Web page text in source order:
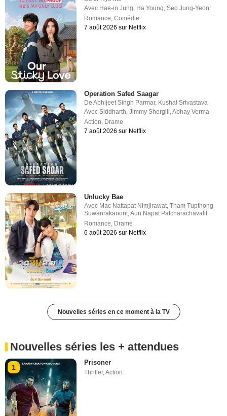
Avec Hae-in Jung, Ha Young,Seo Jung-Yeon
Romance,Comédie
7 août 2026 sur Netflix
Operation Safed Saagar
DeAbhijeet Singh Parmar, Kushal Srivastava
AvecSiddharth ,Jimmy Shergill ,Abhay Verma
Action Drame
7 août 2026 sur Netflix
Unlucky Bae
Avec Mac Nattapat Nimjirawat,Tham Tupthong
Suwanrakanont,Aun Napat Patcharachavalit
Romance, Drame
6 août 2026 sur Netflix
Nouvelles séries en ce moment à la TV
Nouvelles séries les + attendues
1
Prisoner
Thriller,Action